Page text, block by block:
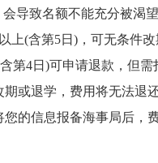
导致名额不能充分被渴
上(含第5日)，可无条件
第4日)可申请退款，但
期或退学，费用将无法退
您的信息报备海事局后，